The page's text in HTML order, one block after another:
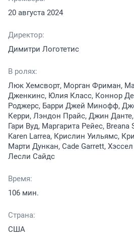
20 августа 2024
Директор:
Димитри Логотетис
В ролях:
Люк Хемсворт, Морган Фриман,
Дженкинс, Юлия Класс, Коннор
Роджерс, Барри Джей Минофф,
Керри, Лэндон Прайс, Джин
Гари Вуд, Маргарита Рейес,
Karen Larrea, Крислин Уильямс,
Марти Дункан, Cade Garrett,
Лесли Сайдс
Время:
106 мин.
Страна:
США